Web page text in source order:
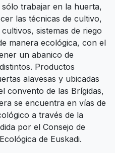
trabajar en la huerta,
las técnicas de cultivo,
sistemas de riego
manera ecológica, con el
un abanico de
Productos
alavesas y ubicadas
convento de las Brígidas,
se encuentra en vías de
a través de la
por el Consejo de
de Euskadi.